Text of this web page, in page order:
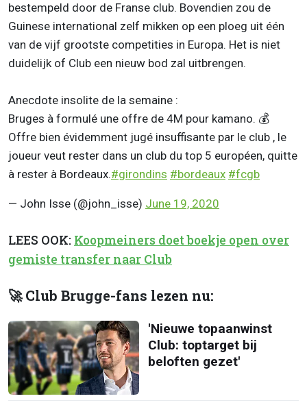
bestempeld door de Franse club. Bovendien zou de
Guinese international zelf mikken op een ploeg uit één
van de vijf grootste competities in Europa. Het is niet
duidelijk of Club een nieuw bod zal uitbrengen.
Anecdote insolite de la semaine :
Bruges à formulé une offre de 4M pour kamano. 💰
Offre bien évidemment jugé insuffisante par le club , le
joueur veut rester dans un club du top 5 européen, quitte
à rester à Bordeaux.#girondins #bordeaux #fcgb
— John Isse (@john_isse) June 19, 2020
LEES OOK: Koopmeiners doet boekje open over
gemiste transfer naar Club
🚀 Club Brugge-fans lezen nu:
'Nieuwe topaanwinst
Club: toptarget bij
beloften gezet'